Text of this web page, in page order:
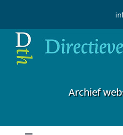
inhoud
Archief